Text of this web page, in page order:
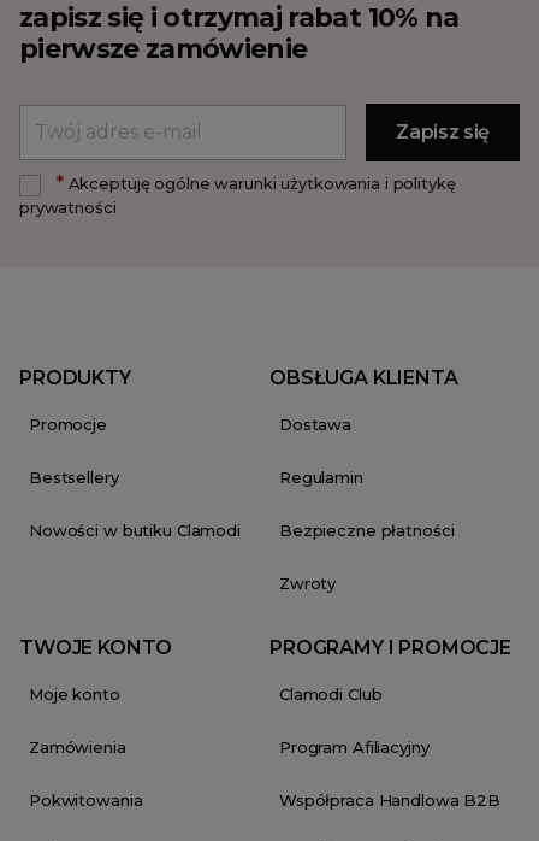
zapisz się i otrzymaj rabat 10% na
pierwsze zamówienie
*Akceptuję ogólne warunki użytkowania i politykę
prywatności
PRODUKTY
Promocje
Bestsellery
Nowości w butiku Clamodi
OBSŁUGA KLIENTA
Dostawa
Regulamin
Bezpieczne płatności
Zwroty
TWOJE KONTO
Moje konto
Zamówienia
Pokwitowania
PROGRAMY I PROMOCJE
Clamodi Club
Program Afiliacyjny
Współpraca Handlowa B2B